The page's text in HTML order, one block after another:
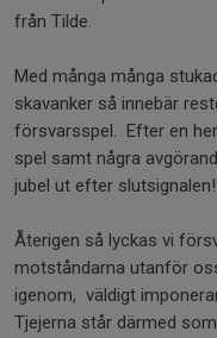
från Tilde.
Med många många
skavanker så innebär
försvarsspel. Efter en
spel samt några
jubel ut efter
Återigen så lyckas vi
motståndarna utanför
igenom, väldigt
Tjejerna står därmed